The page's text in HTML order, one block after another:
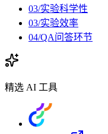
03/实验科学性
03/实验效率
04/QA问答环节
精选 AI 工具